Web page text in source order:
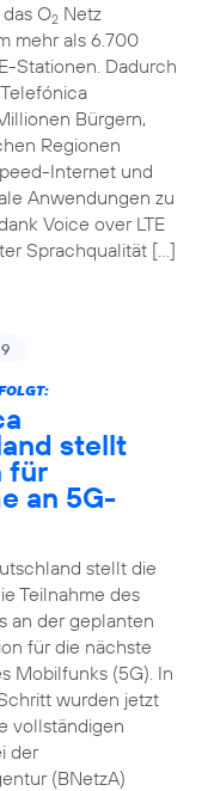
O2Netz
mehr als 6.700
Stationen. Dadurch
Bürgern,
Regionen
Internet und
Anwendungen zu
Voice over LTE
Sprachqualität […]
stellt
für
an 5G-
stellt die
Teilnahme des
an der geplanten
für die nächste
Mobilfunks (5G). In
wurden jetzt
vollständigen
der
(BNetzA)